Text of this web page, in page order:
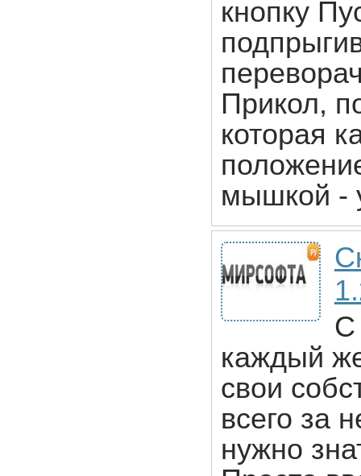
кнопку
Прикол,
которая
мышкой -
С
каждый
свои
всего за
нужно